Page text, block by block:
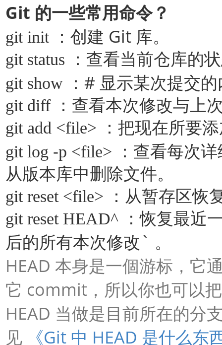
Git 的一些常用命令？
git init
：创建 Git 库。
git status
：查看当前仓库的
git show
： # 显示某次提交的
git diff
：查看本次修改与上
git add <file>
：把现在所要
git log -p <file>
：查看每次
从版本库中删除文件。
git reset <file>
：从暂存区恢
git reset HEAD^
：恢复最近
后的所有本次修改 ` 。
HEAD 本身是一個游标，它
它 commit ，所以你也可以把
HEAD 当做是目前所在的分
见
《Git 中 HEAD 是什么东